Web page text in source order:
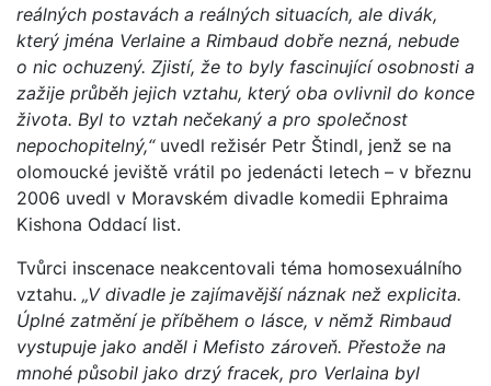
reálných postavách a reálných situacích, ale divák,
který jména Verlaine a Rimbaud dobře nezná, nebude
o nic ochuzený. Zjistí, že to byly fascinující osobnosti a
zažije průběh jejich vztahu, který oba ovlivnil do konce
života. Byl to vztah nečekaný a pro společnost
nepochopitelný,“ uvedl režisér Petr Štindl, jenž se na
olomoucké jeviště vrátil po jedenácti letech – v březnu
2006 uvedl v Moravském divadle komedii Ephraima
Kishona Oddací list.
Tvůrci inscenace neakcentovali téma homosexuálního
vztahu. „V divadle je zajímavější náznak než explicita.
Úplné zatmění je příběhem o lásce, v němž Rimbaud
vystupuje jako anděl i Mefisto zároveň. Přestože na
mnohé působil jako drzý fracek, pro Verlaina byl